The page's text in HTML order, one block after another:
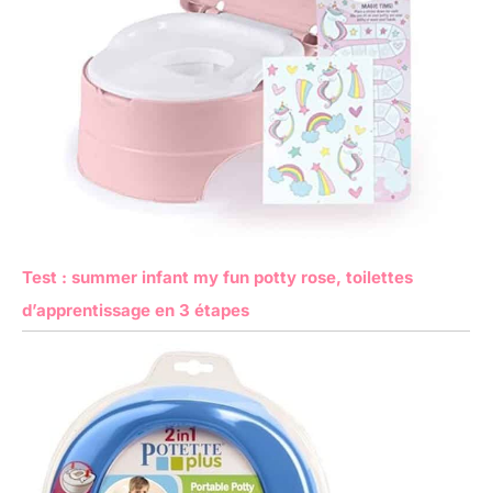
Test : summer infant my fun potty rose, toilettes
d’apprentissage en 3 étapes